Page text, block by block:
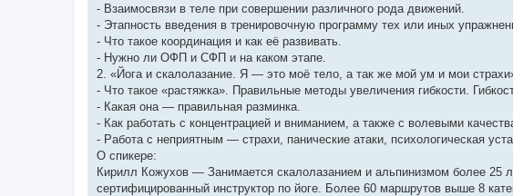
- Взаимосвязи в теле при совершении различного рода движений.
- Этапность введения в тренировочную программу тех или иных
- Что такое координация и как её развивать.
- Нужно ли ОФП и СФП и на каком этапе.
2. «Йога и скалолазание. Я — это моё тело, а так же мой ум и мои
- Что такое «растяжка». Правильные методы увеличения гибкости.
- Какая она — правильная разминка.
- Как работать с концентрацией и вниманием, а также с волевыми
- Работа с неприятным — страхи, панические атаки, психологическая
О спикере:
Кирилл Кожухов — Занимается скалолазанием и альпинизмом более 25
сертифицированный инструктор по йоге. Более 60 маршрутов выше 8